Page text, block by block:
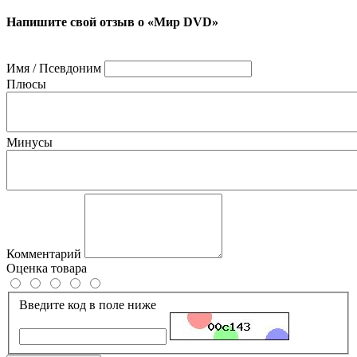
Напишите свой отзыв о «Мир DVD»
Имя / Псевдоним
Плюсы
Минусы
Комментарий
Оценка товара
Введите код в поле ниже